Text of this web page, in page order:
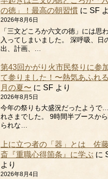
の徳」！最高の朝習慣 に SF
2026年8月6日
「三文どころか六文の徳」には思
入ってしまいました。 深呼吸、日
出、計画、…
第43回かがり火市民祭りに参
て参りました！〜熱気あふれ
月の夏〜 に SF より
2026年8月5日
今年の祭りも大盛況だったようで
れさまでした。 9時間半ブースか
られな…
上に立つ者の「器」とは 佐
斎『重職心得箇条』に学ぶ に
より
2026年8月4日